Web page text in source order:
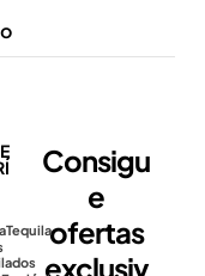
Tequila
Consigu
e
ofertas
exclusiv